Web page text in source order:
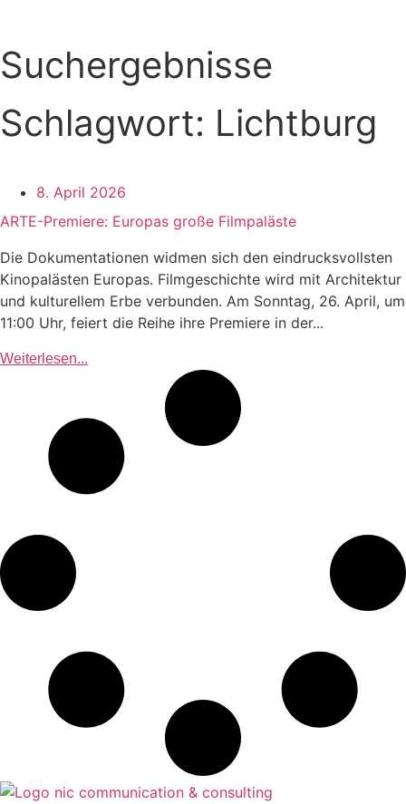
Suchergebnisse
Schlagwort: Lichtburg
8. April 2026
ARTE-Premiere: Europas große Filmpaläste
Die Dokumentationen widmen sich den eindrucksvollsten
Kinopalästen Europas. Filmgeschichte wird mit Architektur
und kulturellem Erbe verbunden. Am Sonntag, 26. April, um
11:00 Uhr, feiert die Reihe ihre Premiere in der...
Weiterlesen...